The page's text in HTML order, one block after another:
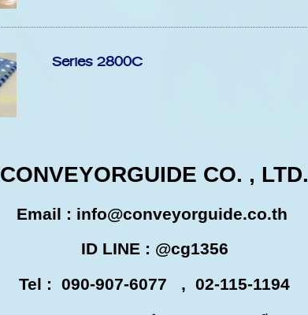
Series 2800C
CONVEYORGUIDE CO. , LTD.
Email : info@conveyorguide.co.th
ID LINE : @cg1356
Tel : 090-907-6077 , 02-115-1194